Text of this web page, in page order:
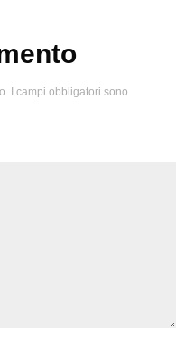
I campi obbligatori sono